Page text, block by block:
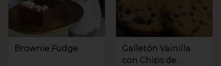
Brownie Fudge
Galletón Vainilla
con Chips de